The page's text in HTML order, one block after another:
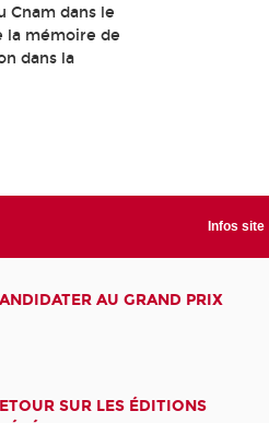
Cnam dans le
la mémoire de
dans la
Infos site
AU GRAND PRIX
SUR LES ÉDITIONS